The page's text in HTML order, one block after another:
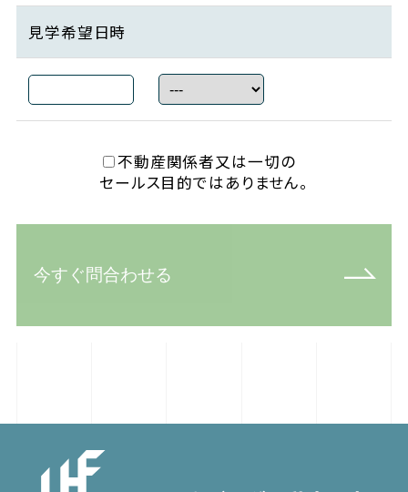
見学希望日時
不動産関係者又は一切の
セールス目的ではありません。
今すぐ問合わせる